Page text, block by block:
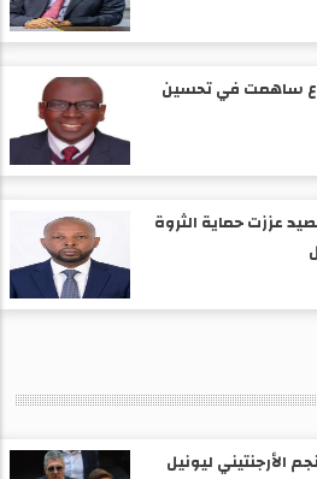
ساهمت في تحسين
عززت حماية الثروة
الأرجنتيني ليونيل